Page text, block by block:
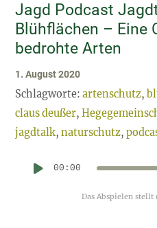
Über
Jagd Podcast
Blühflächen – Eine
bedrohte Arten
1. August 2020
Schlagworte:artenschutz,
claus deußer,
jagdtalk,naturschutz,
00:00